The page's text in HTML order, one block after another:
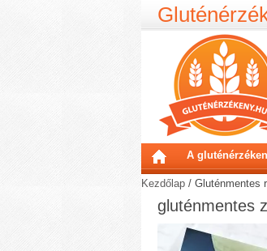
A
Kezdőlap / Gluténmentes
gluténmentes